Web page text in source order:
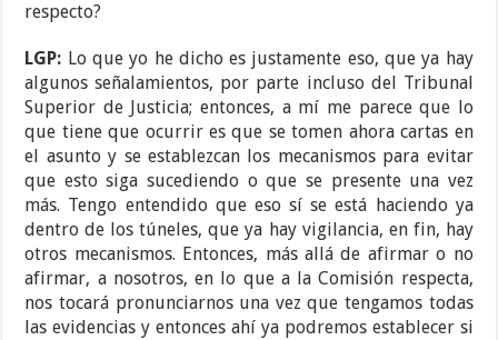
respecto?
LGP: Lo que yo he dicho es justamente eso, que ya hay
algunos señalamientos, por parte incluso del Tribunal
Superior de Justicia; entonces, a mí me parece que lo
que tiene que ocurrir es que se tomen ahora cartas en
el asunto y se establezcan los mecanismos para evitar
que esto siga sucediendo o que se presente una vez
más. Tengo entendido que eso sí se está haciendo ya
dentro de los túneles, que ya hay vigilancia, en fin, hay
otros mecanismos. Entonces, más allá de afirmar o no
afirmar, a nosotros, en lo que a la Comisión respecta,
nos tocará pronunciarnos una vez que tengamos todas
las evidencias y entonces ahí ya podremos establecer si